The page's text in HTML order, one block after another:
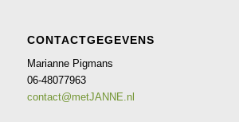
CONTACTGEGEVENS
Marianne Pigmans
06-48077963
contact@metJANNE.nl